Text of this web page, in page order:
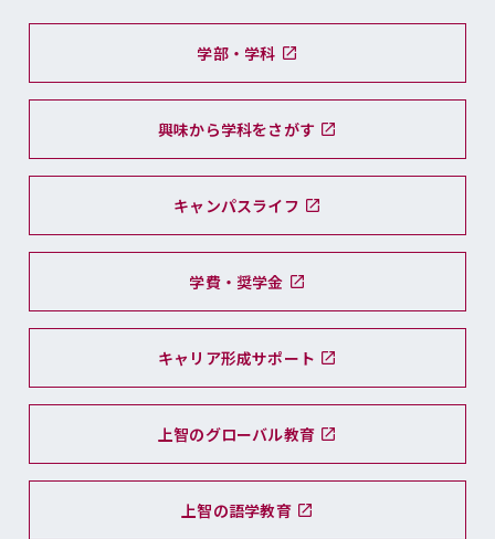
学部・学科
興味から学科をさがす
キャンパスライフ
学費・奨学金
キャリア形成サポート
上智のグローバル教育
上智の語学教育